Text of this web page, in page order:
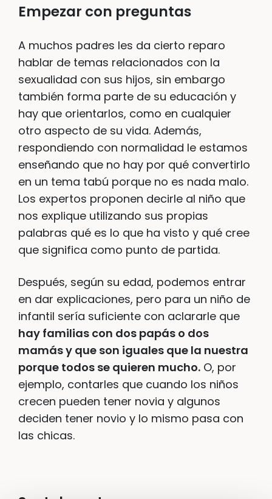
Empezar con preguntas
A muchos padres les da cierto reparo
hablar de temas relacionados con la
sexualidad con sus hijos, sin embargo
también forma parte de su educación y
hay que orientarlos, como en cualquier
otro aspecto de su vida. Además,
respondiendo con normalidad le estamos
enseñando que no hay por qué convertirlo
en un tema tabú porque no es nada malo.
Los expertos proponen decirle al niño que
nos explique utilizando sus propias
palabras qué es lo que ha visto y qué cree
que significa como punto de partida.
Después, según su edad, podemos entrar
en dar explicaciones, pero para un niño de
infantil sería suficiente con aclararle que
hay familias con dos papás o dos
mamás y que son iguales que la nuestra
porque todos se quieren mucho. O, por
ejemplo, contarles que cuando los niños
crecen pueden tener novia y algunos
deciden tener novio y lo mismo pasa con
las chicas.